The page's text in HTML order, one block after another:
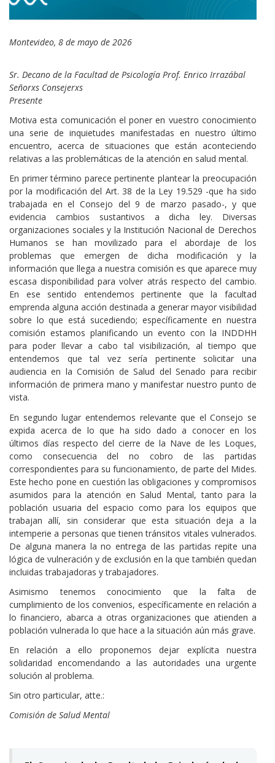
Cuerpo
Montevideo, 8 de mayo de 2026
Sr. Decano de la Facultad de Psicología Prof. Enrico Irrazábal
Señorxs Consejerxs
Presente
Motiva esta comunicación el poner en vuestro conocimiento
una serie de inquietudes manifestadas en nuestro último
encuentro, acerca de situaciones que están aconteciendo
relativas a las problemáticas de la atención en salud mental.
En primer término parece pertinente plantear la preocupación
por la modificación del Art. 38 de la Ley 19.529 -que ha sido
trabajada en el Consejo del 9 de marzo pasado-, y que
evidencia cambios sustantivos a dicha ley. Diversas
organizaciones sociales y la Institución Nacional de Derechos
Humanos se han movilizado para el abordaje de los
problemas que emergen de dicha modificación y la
información que llega a nuestra comisión es que aparece muy
escasa disponibilidad para volver atrás respecto del cambio.
En ese sentido entendemos pertinente que la facultad
emprenda alguna acción destinada a generar mayor visibilidad
sobre lo que está sucediendo; específicamente en nuestra
comisión estamos planificando un evento con la INDDHH
para poder llevar a cabo tal visibilización, al tiempo que
entendemos que tal vez sería pertinente solicitar una
audiencia en la Comisión de Salud del Senado para recibir
información de primera mano y manifestar nuestro punto de
vista.
En segundo lugar entendemos relevante que el Consejo se
expida acerca de lo que ha sido dado a conocer en los
últimos días respecto del cierre de la Nave de les Loques,
como consecuencia del no cobro de las partidas
correspondientes para su funcionamiento, de parte del Mides.
Este hecho pone en cuestión las obligaciones y compromisos
asumidos para la atención en Salud Mental, tanto para la
población usuaria del espacio como para los equipos que
trabajan allí, sin considerar que esta situación deja a la
intemperie a personas que tienen tránsitos vitales vulnerados.
De alguna manera la no entrega de las partidas repite una
lógica de vulneración y de exclusión en la que también quedan
incluidas trabajadoras y trabajadores.
Asimismo tenemos conocimiento que la falta de
cumplimiento de los convenios, específicamente en relación a
lo financiero, abarca a otras organizaciones que atienden a
población vulnerada lo que hace a la situación aún más grave.
En relación a ello proponemos dejar explícita nuestra
solidaridad encomendando a las autoridades una urgente
solución al problema.
Sin otro particular, atte.:
Comisión de Salud Mental